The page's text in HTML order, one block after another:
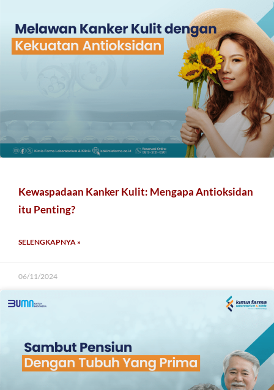
Kewaspadaan Kanker Kulit: Mengapa Antioksidan
itu Penting?
SELENGKAPNYA »
06/11/2024